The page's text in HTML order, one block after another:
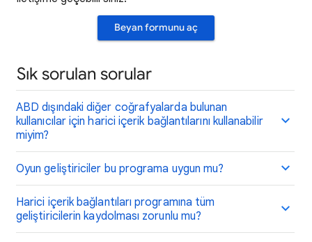
Beyan formunu aç
Sık sorulan sorular
ABD dışındaki diğer coğrafyalarda bulunan
kullanıcılar için harici içerik bağlantılarını kullanabilir
miyim?
Oyun geliştiriciler bu programa uygun mu?
Harici içerik bağlantıları programına tüm
geliştiricilerin kaydolması zorunlu mu?